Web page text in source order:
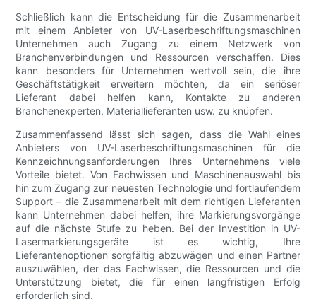
Schließlich kann die Entscheidung für die Zusammenarbeit
mit einem Anbieter von UV-Laserbeschriftungsmaschinen
Unternehmen auch Zugang zu einem Netzwerk von
Branchenverbindungen und Ressourcen verschaffen. Dies
kann besonders für Unternehmen wertvoll sein, die ihre
Geschäftstätigkeit erweitern möchten, da ein seriöser
Lieferant dabei helfen kann, Kontakte zu anderen
Branchenexperten, Materiallieferanten usw. zu knüpfen.
Zusammenfassend lässt sich sagen, dass die Wahl eines
Anbieters von UV-Laserbeschriftungsmaschinen für die
Kennzeichnungsanforderungen Ihres Unternehmens viele
Vorteile bietet. Von Fachwissen und Maschinenauswahl bis
hin zum Zugang zur neuesten Technologie und fortlaufendem
Support – die Zusammenarbeit mit dem richtigen Lieferanten
kann Unternehmen dabei helfen, ihre Markierungsvorgänge
auf die nächste Stufe zu heben. Bei der Investition in UV-
Lasermarkierungsgeräte ist es wichtig, Ihre
Lieferantenoptionen sorgfältig abzuwägen und einen Partner
auszuwählen, der das Fachwissen, die Ressourcen und die
Unterstützung bietet, die für einen langfristigen Erfolg
erforderlich sind.